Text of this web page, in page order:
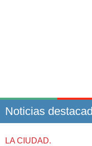
Noticias
LA CIUDAD.